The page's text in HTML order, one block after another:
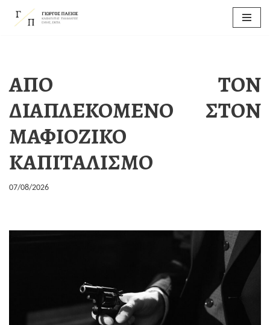
ΑΠΟ ΤΟΝ
ΔΙΑΠΛΕΚΟΜΕΝΟ ΣΤΟΝ
ΜΑΦΙΟΖΙΚΟ
ΚΑΠΙΤΑΛΙΣΜΟ
07/08/2026